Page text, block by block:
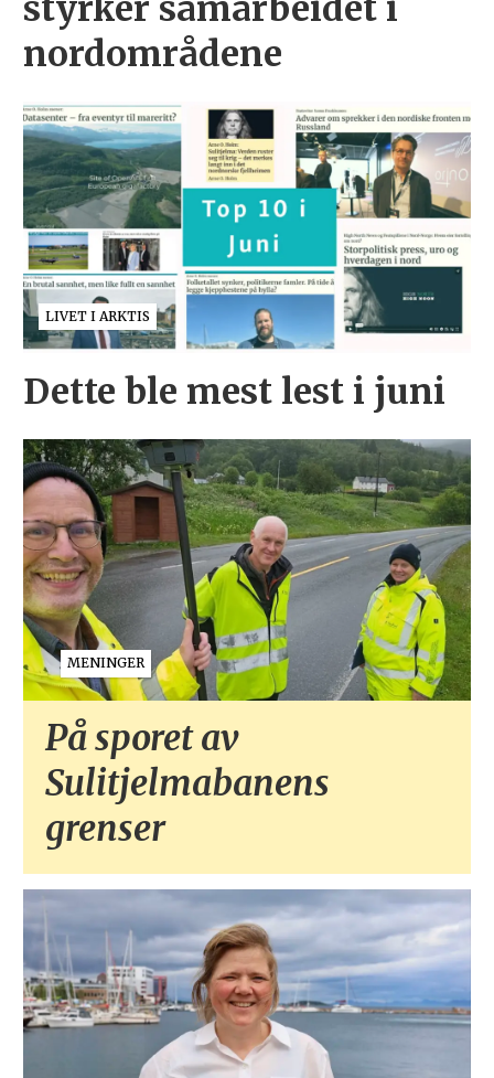
nordområdene
LIVET I ARKTIS
Dette ble mest lest i juni
MENINGER
På sporet av
Sulitjelmabanens
grenser